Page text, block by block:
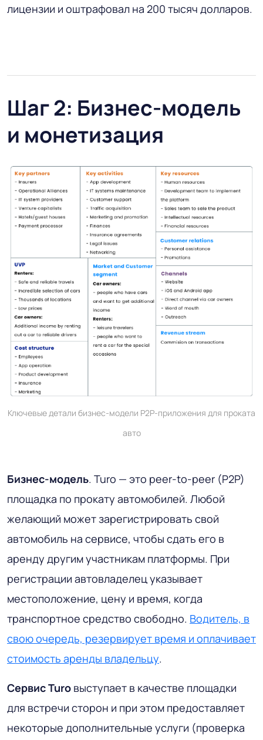
лицензии и оштрафовал на 200 тысяч долларов.
Шаг 2: Бизнес-модель
и монетизация
Ключевые детали бизнес-модели P2P-приложения для проката
авто
Бизнес-модель. Turo — это peer-to-peer (P2P)
площадка по прокату автомобилей. Любой
желающий может зарегистрировать свой
автомобиль на сервисе, чтобы сдать его в
аренду другим участникам платформы. При
регистрации автовладелец указывает
местоположение, цену и время, когда
транспортное средство свободно. Водитель, в
свою очередь, резервирует время и оплачивает
стоимость аренды владельцу.
Сервис Turo выступает в качестве площадки
для встречи сторон и при этом предоставляет
некоторые дополнительные услуги (проверка